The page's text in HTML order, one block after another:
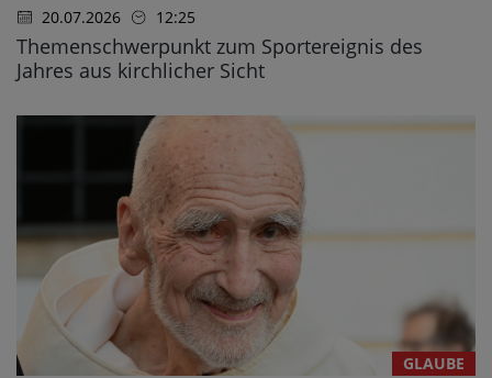
20.07.2026 12:25
Themenschwerpunkt zum Sportereignis des
Jahres aus kirchlicher Sicht
GLAUBE